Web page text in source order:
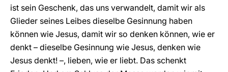
ist sein Geschenk, das uns verwandelt, damit wir als
Glieder seines Leibes dieselbe Gesinnung haben
können wie Jesus, damit wir so denken können, wie er
denkt – dieselbe Gesinnung wie Jesus, denken wie
Jesus denkt! –, lieben, wie er liebt. Das schenkt